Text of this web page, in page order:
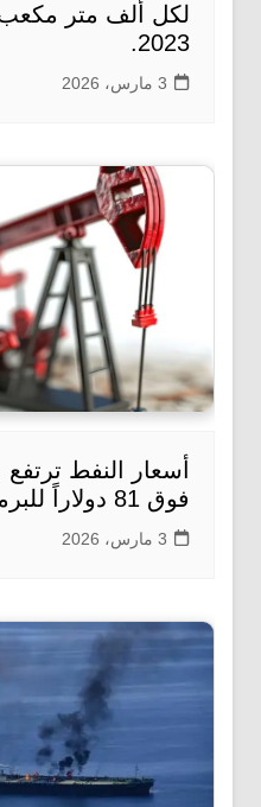
لكل ألف متر
2023.
3 مارس، 2026
فوق 81 دولاراً للبرميل.
3 مارس، 2026